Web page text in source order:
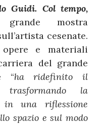
Guidi. Col tempo,
mostra
cesenate.
e materiali
del grande
“ha ridefinito il
trasformando la
in una riflessione
spazio e sul modo